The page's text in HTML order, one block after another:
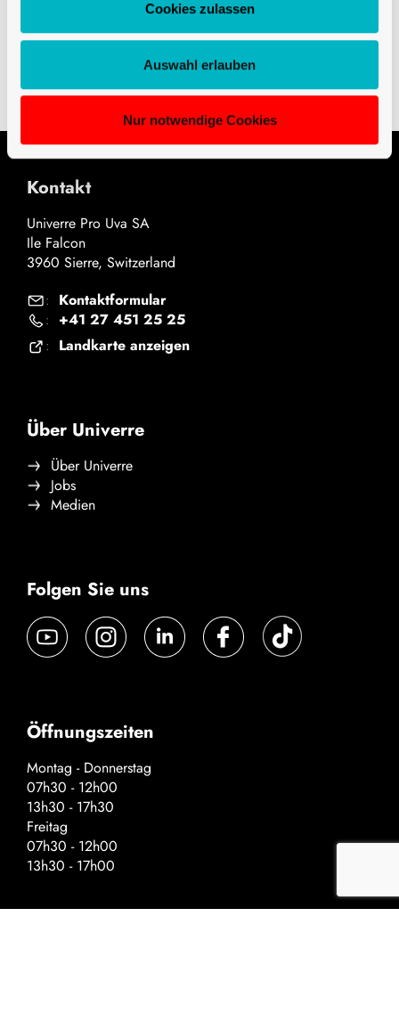
Cookies zulassen
Auswahl erlauben
Nur notwendige Cookies
Kontakt
Univerre Pro Uva SA
Ile Falcon
3960 Sierre, Switzerland
: Kontaktformular
: +41 27 451 25 25
: Landkarte anzeigen
Über Univerre
Über Univerre
Jobs
Medien
Folgen Sie uns
Öffnungszeiten
Montag - Donnerstag
07h30 - 12h00
13h30 - 17h30
Freitag
07h30 - 12h00
13h30 - 17h00